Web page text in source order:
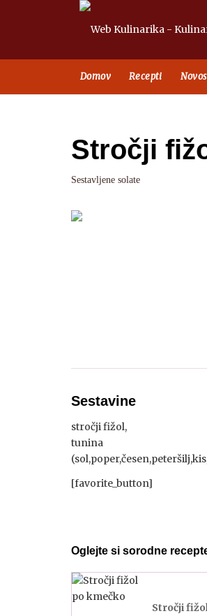
Domov Recepti
Stročji
Sestavljene solate
Sestavine
stročji fižol,
tunina
[favorite_button]
Oglejte si sorodne
Stročji